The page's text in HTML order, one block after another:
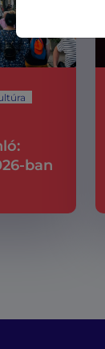
ban